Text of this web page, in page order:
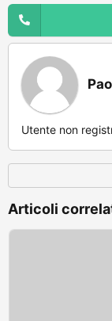
Utente non
Articoli